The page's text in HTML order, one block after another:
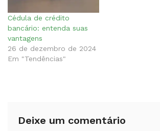
Cédula de crédito
bancário: entenda suas
vantagens
26 de dezembro de 2024
Em "Tendências"
Deixe um comentário